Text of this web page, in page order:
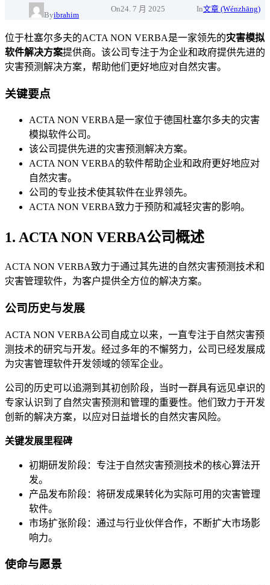
Byibrahim
On24. 7 月 2025 In文章 (Wénzhāng)
位于杜塞尔多夫的ACTA NON VERBA是一家领先的灾害模拟
软件解决方案提供商。该公司专注于为企业和政府提供先进的
灾害预测解决方案，帮助他们更好地应对自然灾害。
关键要点
ACTA NON VERBA是一家位于德国杜塞尔多夫的灾害
模拟软件公司。
该公司提供先进的灾害预测解决方案。
ACTA NON VERBA的软件帮助企业和政府更好地应对
自然灾害。
公司的专业技术使其软件在业界领先。
ACTA NON VERBA致力于预防和减轻灾害的影响。
1. ACTA NON VERBA公司概述
ACTA NON VERBA致力于通过其先进的自然灾害预测技术和
灾害管理软件，为客户提供全方位的解决方案。
公司历史与发展
ACTA NON VERBA公司自成立以来，一直专注于自然灾害预
测技术的研究与开发。经过多年的不懈努力，公司已经发展成
为灾害管理软件开发领域的领军企业。
公司的历史可以追溯到其初创阶段，当时一群具有远见卓识的
专家认识到了自然灾害预测和管理的重要性。他们致力于开发
创新的解决方案，以应对日益增长的自然灾害风险。
关键发展里程碑
初期研发阶段：专注于自然灾害预测技术的核心算法开
发。
产品发布阶段：将研发成果转化为实际可用的灾害管理
软件。
市场扩张阶段：通过与行业伙伴合作，不断扩大市场影
响力。
使命与愿景